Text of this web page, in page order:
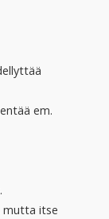
em.
mutta itse